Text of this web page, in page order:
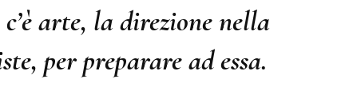
arte, la direzione nella
per preparare ad essa.